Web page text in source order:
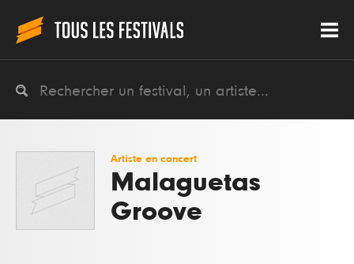
Artiste en concert
Malaguetas
Groove